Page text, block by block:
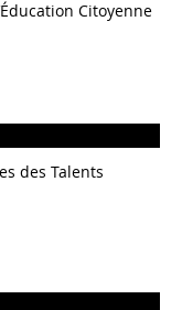
Citoyenne
des Talents